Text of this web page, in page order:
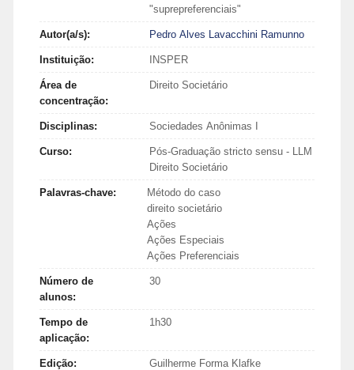
"suprepreferenciais"
Autor(a/s): Pedro Alves Lavacchini Ramunno
Instituição: INSPER
Área de
concentração:
Direito Societário
Disciplinas: Sociedades Anônimas I
Curso:
Pós-Graduação stricto sensu - LLM
Direito Societário
Palavras-chave:
Método do caso
direito societário
Ações
Ações Especiais
Ações Preferenciais
Número de
alunos:
30
Tempo de
aplicação:
1h30
Edição: Guilherme Forma Klafke